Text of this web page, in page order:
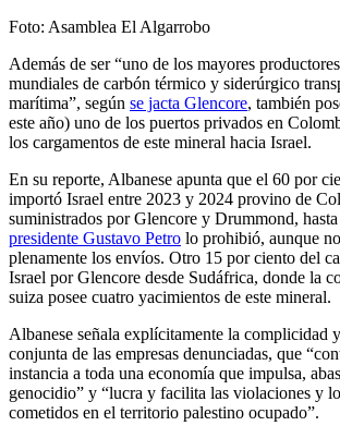
Foto: Asamblea El Algarrobo
Además de ser “uno de los mayores
mundiales de carbón térmico y siderúrgico
marítima”, según se jacta Glencore, también
este año) uno de los puertos privados en
los cargamentos de este mineral hacia Israel.
En su reporte, Albanese apunta que el 60 por
importó Israel entre 2023 y 2024 provino de
suministrados por Glencore y Drummond,
presidente Gustavo Petro lo prohibió, aunque
plenamente los envíos. Otro 15 por ciento del
Israel por Glencore desde Sudáfrica, donde la
suiza posee cuatro yacimientos de este mineral.
Albanese señala explícitamente la complicidad
conjunta de las empresas denunciadas, que
instancia a toda una economía que impulsa,
genocidio” y “lucra y facilita las violaciones y
cometidos en el territorio palestino ocupado”.